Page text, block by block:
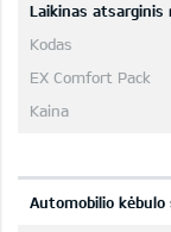
Laikinas atsarginis
Automobilio kėbulo